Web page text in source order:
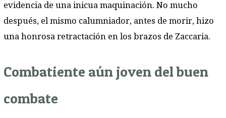
evidencia de una inicua maquinación. No mucho
después, el mismo calumniador, antes de morir, hizo
una honrosa retractación en los brazos de Zaccaria.
Combatiente aún joven del buen
combate